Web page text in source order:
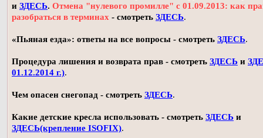
и ЗДЕСЬ. Отмена "нулевого промилле" с 01.09.2013: как
разобраться в терминах - смотреть ЗДЕСЬ.
«Пьяная езда»: ответы на все вопросы - смотреть ЗДЕСЬ.
Процедура лишения и возврата прав - смотреть ЗДЕСЬ и
01.12.2014 г.).
Чем опасен снегопад - смотреть ЗДЕСЬ.
Какие детские кресла использовать - смотреть ЗДЕСЬ и
ЗДЕСЬ(крепление ISOFIX).